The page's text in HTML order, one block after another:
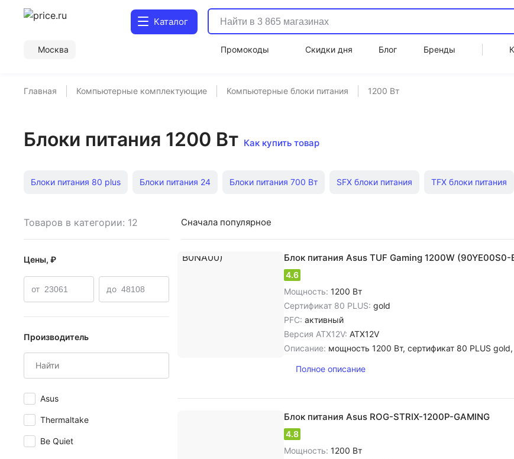
Каталог
Москва
Промокоды Скидки дня Блог Бренды
Главная Компьютерные комплектующие Компьютерные блоки питания 1200 Вт
Блоки питания 1200 Вт Как купить товар
Блоки питания 80 plus Блоки питания 24 Блоки питания 700 Вт SFX блоки питания TFX блоки питания
Блоки питания Be quiet SFX Блоки питания Aerocool ATX Блоки питания Gigabyte ATX Блоки питания
Блоки питания 1 кВт
Товаров в категории: 12
Цены, ₽
от до
Производитель
Asus
Thermaltake
Be Quiet
Сначала популярное
Блок питания Asus TUF Gaming 1200W
4.6
Мощность: 1200 Вт
Сертификат 80 PLUS: gold
PFC: активный
Версия ATX12V: ATX12V
Описание: мощность 1200 Вт, сертификат 80 PLUS gold, PFC активный,
Полное описание
Блок питания Asus ROG-STRIX-1200P-GAMING
4.8
Мощность: 1200 Вт